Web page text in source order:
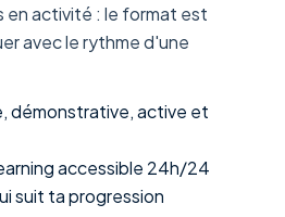
en activité : le format est
avec le rythme d'une
démonstrative, active et
accessible 24h/24
suit ta progression